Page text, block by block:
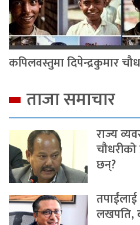
कपिलवस्तुमा दिपेन्द्रकुमार
ताजा समाचार
राज्य
छन्?
लखपति,